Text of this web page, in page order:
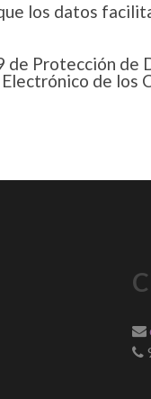
los datos
de Protección de
de los